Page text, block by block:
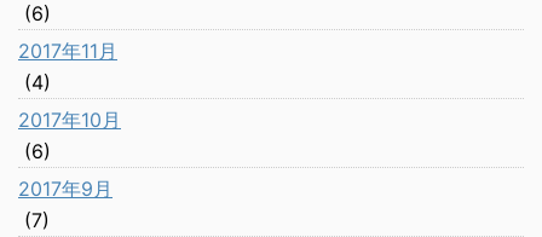
(6)
2017年11月
(4)
2017年10月
(6)
2017年9月
(7)